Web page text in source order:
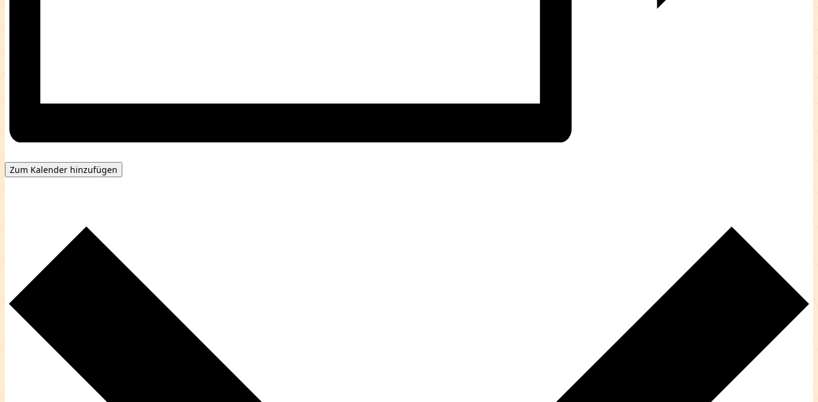
Zum Kalender hinzufügen